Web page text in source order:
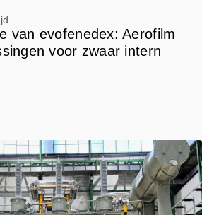
van evofenedex: Aerofilm
voor zwaar intern